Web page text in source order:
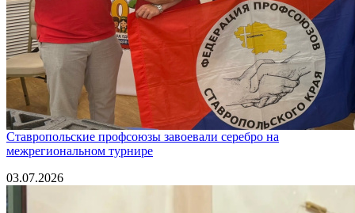
Ставропольские профсоюзы завоевали серебро на
межрегиональном турнире
03.07.2026